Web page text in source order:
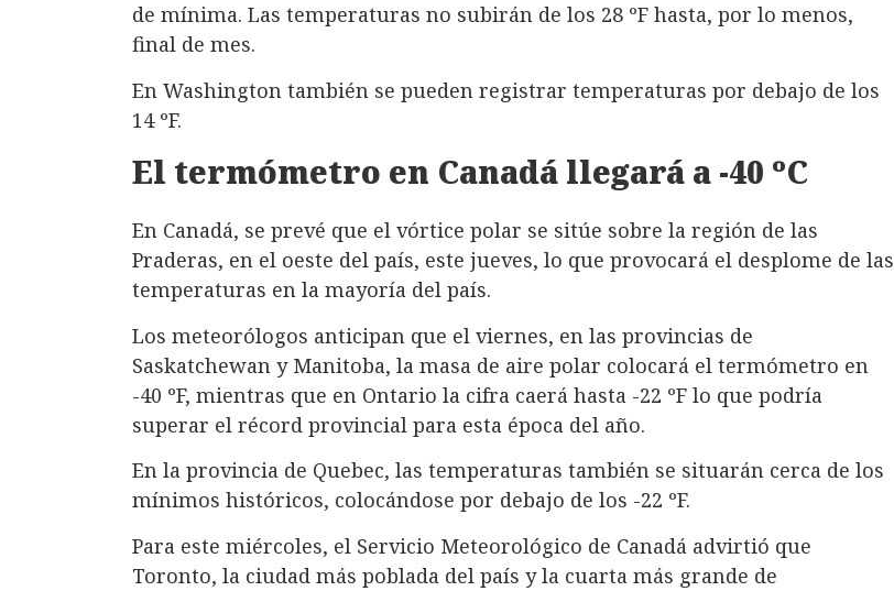
de mínima. Las temperaturas no subirán de los 28 ºF hasta, por lo menos,
final de mes.
En Washington también se pueden registrar temperaturas por debajo de los
14 ºF.
El termómetro en Canadá llegará a -40 ºC
En Canadá, se prevé que el vórtice polar se sitúe sobre la región de las
Praderas, en el oeste del país, este jueves, lo que provocará el desplome de las
temperaturas en la mayoría del país.
Los meteorólogos anticipan que el viernes, en las provincias de
Saskatchewan y Manitoba, la masa de aire polar colocará el termómetro en
-40 ºF, mientras que en Ontario la cifra caerá hasta -22 ºF lo que podría
superar el récord provincial para esta época del año.
En la provincia de Quebec, las temperaturas también se situarán cerca de los
mínimos históricos, colocándose por debajo de los -22 ºF.
Para este miércoles, el Servicio Meteorológico de Canadá advirtió que
Toronto, la ciudad más poblada del país y la cuarta más grande de